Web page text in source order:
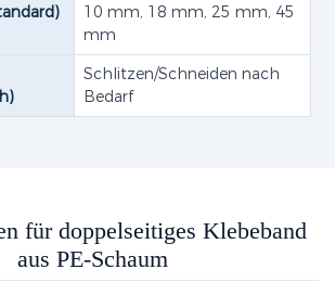
10 mm, 18 mm, 25 mm, 45
mm
Schlitzen/Schneiden nach
Bedarf
für doppelseitiges Klebeband
aus PE-Schaum